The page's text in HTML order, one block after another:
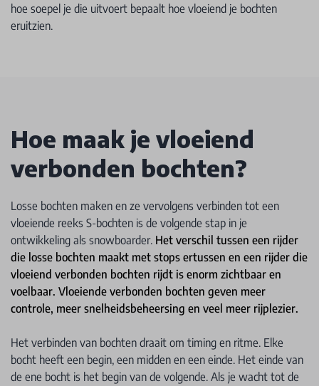
hoe soepel je die uitvoert bepaalt hoe vloeiend je bochten
eruitzien.
Hoe maak je vloeiend
verbonden bochten?
Losse bochten maken en ze vervolgens verbinden tot een
vloeiende reeks S-bochten is de volgende stap in je
ontwikkeling als snowboarder. Het verschil tussen een rijder
die losse bochten maakt met stops ertussen en een rijder die
vloeiend verbonden bochten rijdt is enorm zichtbaar en
voelbaar. Vloeiende verbonden bochten geven meer
controle, meer snelheidsbeheersing en veel meer rijplezier.
Het verbinden van bochten draait om timing en ritme. Elke
bocht heeft een begin, een midden en een einde. Het einde van
de ene bocht is het begin van de volgende. Als je wacht tot de